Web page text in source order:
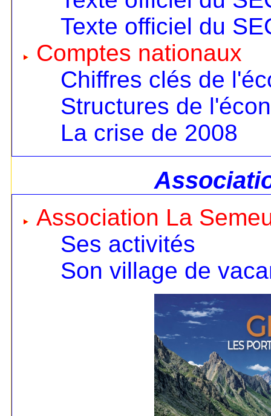
Texte officiel du
Comptes nationaux
Chiffres clés de
Structures de
La crise de 2008
Association La
Ses activités
Son village de